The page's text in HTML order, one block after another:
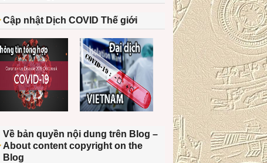
Cập nhật Dịch COVID Thế giới
Về bản quyền nội dung trên Blog –
About content copyright on the
Blog